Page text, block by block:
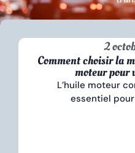
2
Comment choisir la
moteur pour
L’huile moteur
essentiel